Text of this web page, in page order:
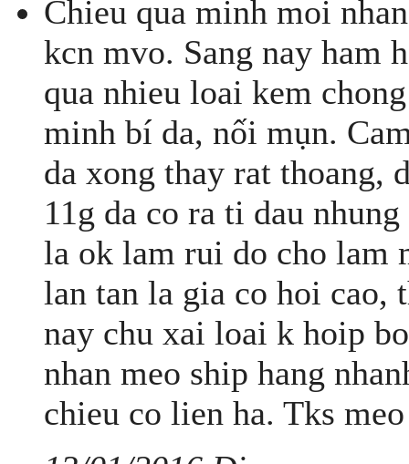
Chieu qua minh moi
kcn mvo. Sang nay ham
qua nhieu loai kem
minh bí da, nối mụn.
da xong thay rat thoang,
11g da co ra ti dau
la ok lam rui do cho lam
lan tan la gia co hoi cao,
nay chu xai loai k hoip
nhan meo ship hang
chieu co lien ha. Tks